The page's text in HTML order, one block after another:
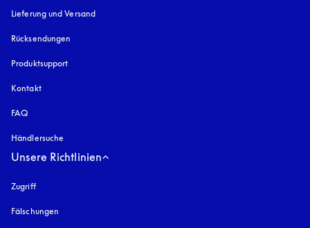
Lieferung und Versand
Rücksendungen
Produktsupport
Kontakt
FAQ
Händlersuche
Unsere Richtlinien
Zugrifföffnet sich in einem neuen Tab
Fälschungen